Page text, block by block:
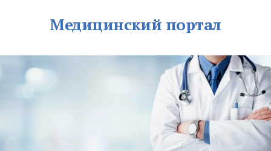
Медицинский портал